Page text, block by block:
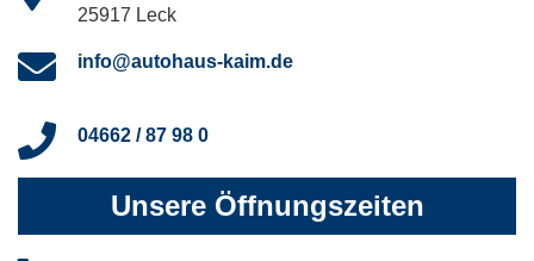
25917 Leck
info@autohaus-kaim.de
04662 / 87 98 0
Unsere Öffnungszeiten